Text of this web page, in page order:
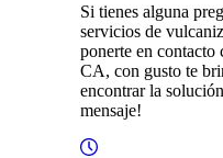
Si tienes alguna
servicios de
ponerte en
CA, con gusto te
encontrar la
mensaje!